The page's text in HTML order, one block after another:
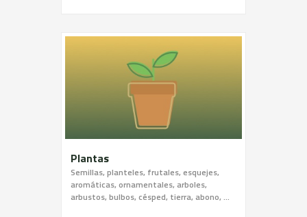
Plantas
Semillas, planteles, frutales, esquejes,
aromáticas, ornamentales, arboles,
arbustos, bulbos, césped, tierra, abono, …